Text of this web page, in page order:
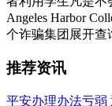
Angeles Harbor
个诈骗集团展开查
推荐资讯
平安办理办法亏弱